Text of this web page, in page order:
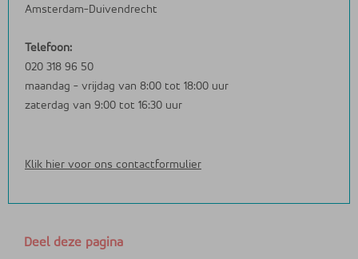
Amsterdam-Duivendrecht
Telefoon:
020 318 96 50
maandag - vrijdag van 8:00 tot 18:00 uur
zaterdag van 9:00 tot 16:30 uur
Klik hier voor ons contactformulier
Deel deze pagina